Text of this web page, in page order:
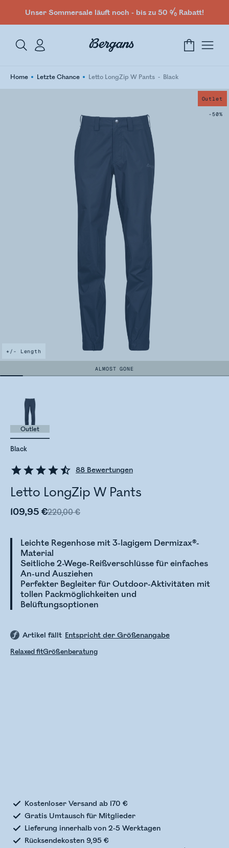
Unser Sommersale läuft noch - bis zu 50 % Rabatt!
Home Letzte Chance Letto LongZip W Pants Black
Outlet
-50%
+/- Length
ALMOST GONE
88 Bewertungen
Letto LongZip W Pants
109,95 €220,00 €
Leichte Regenhose mit 3-lagigem Dermizax®-
Material
Seitliche 2-Wege-Reißverschlüsse für einfaches
An-und Ausziehen
Perfekter Begleiter für Outdoor-Aktivitäten mit
tollen Packmöglichkeiten und
Belüftungsoptionen
Black
Outlet
Artikel fällt Entspricht der Größenangabe
Relaxed fitGrößenberatung
Kostenloser Versand ab 170 €
Gratis Umtausch für Mitglieder
Lieferung innerhalb von 2-5 Werktagen
Rücksendekosten 9,95 €